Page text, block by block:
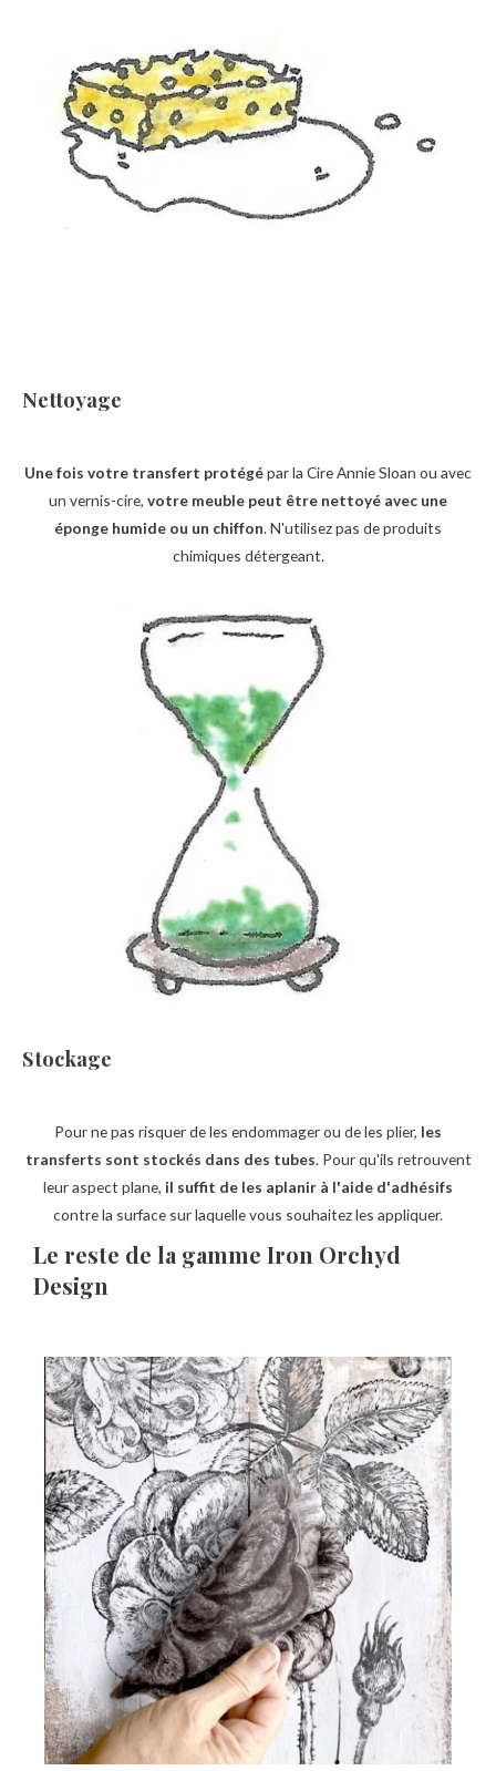
Nettoyage
Une fois votre transfert protégépar la Cire Annie Sloan ou avec
un vernis-cire, votre meuble peut être nettoyé avec une
éponge humide ou un chiffon. N'utilisez pas de produits
chimiques détergeant.
Stockage
Pour ne pas risquer de les endommager ou de les plier, les
transferts sont stockés dans des tubes. Pour qu'ils retrouvent
leur aspect plane, il suffit de les aplanir à l'aide d'adhésifs
contre la surface sur laquelle vous souhaitez les appliquer.
Le reste de la gamme Iron Orchyd
Design